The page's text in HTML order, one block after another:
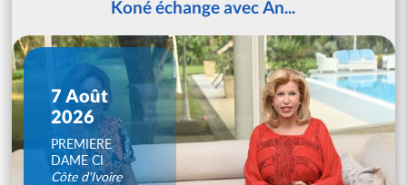
Koné échange avec An...
7 Août
2026
PREMIERE
DAME CI
Côte d'Ivoire